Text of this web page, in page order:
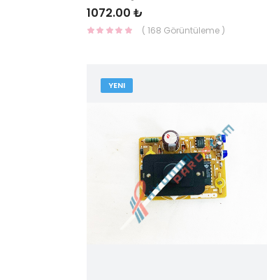
1072.00 ₺
( 168 Görüntüleme )
YENI